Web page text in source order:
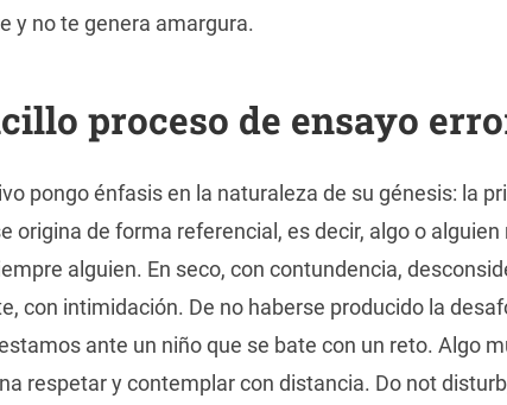
y no te genera amargura.
proceso de ensayo
pongo énfasis en la naturaleza de su génesis: la
origina de forma referencial, es decir, algo o alguien
alguien. En seco, con contundencia,
con intimidación. De no haberse producido la
ante un niño que se bate con un reto. Algo
respetar y contemplar con distancia. Do not